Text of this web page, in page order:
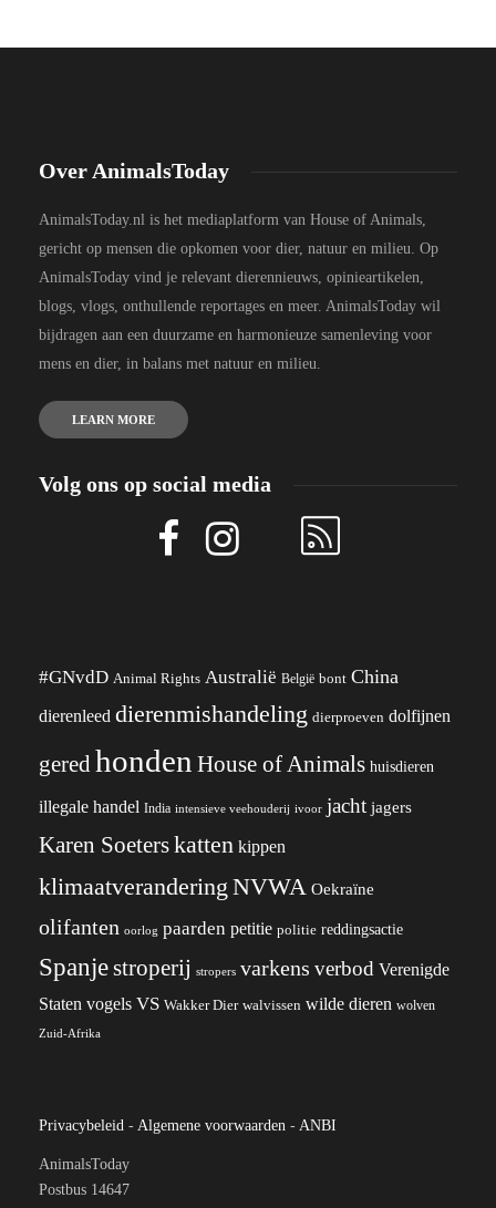
Over AnimalsToday
AnimalsToday.nl is het mediaplatform van House of Animals,
gericht op mensen die opkomen voor dier, natuur en milieu. Op
AnimalsToday vind je relevant dierennieuws, opinieartikelen,
blogs, vlogs, onthullende reportages en meer. AnimalsToday wil
bijdragen aan een duurzame en harmonieuze samenleving voor
mens en dier, in balans met natuur en milieu.
LEARN MORE
Volg ons op social media
#GNvdD Animal Rights Australië België bont China
dierenleed dierenmishandeling dierproeven dolfijnen
geredhonden House of Animals huisdieren
illegale handel India intensieve veehouderij ivoor jacht jagers
Karen Soeterskatten kippen
klimaatverandering NVWA Oekraïne
olifanten oorlog paarden petitie politie reddingsactie
Spanjestroperij stropers varkens verbod Verenigde
Staten vogels VS Wakker Dier walvissen wilde dieren wolven
Zuid-Afrika
Privacybeleid - Algemene voorwaarden - ANBI
AnimalsToday
Postbus 14647